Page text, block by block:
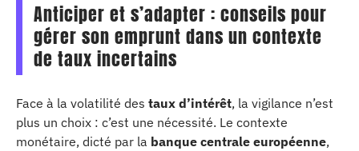
Anticiper et s’adapter : conseils pour
gérer son emprunt dans un contexte
de taux incertains
Face à la volatilité des taux d’intérêt, la vigilance n’est
plus un choix : c’est une nécessité. Le contexte
monétaire, dicté par la banque centrale européenne,